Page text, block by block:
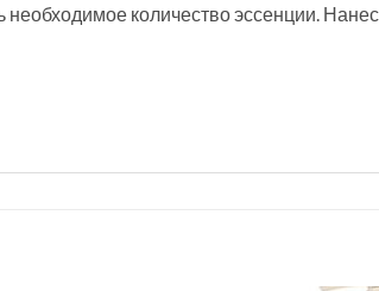
количество эссенции.